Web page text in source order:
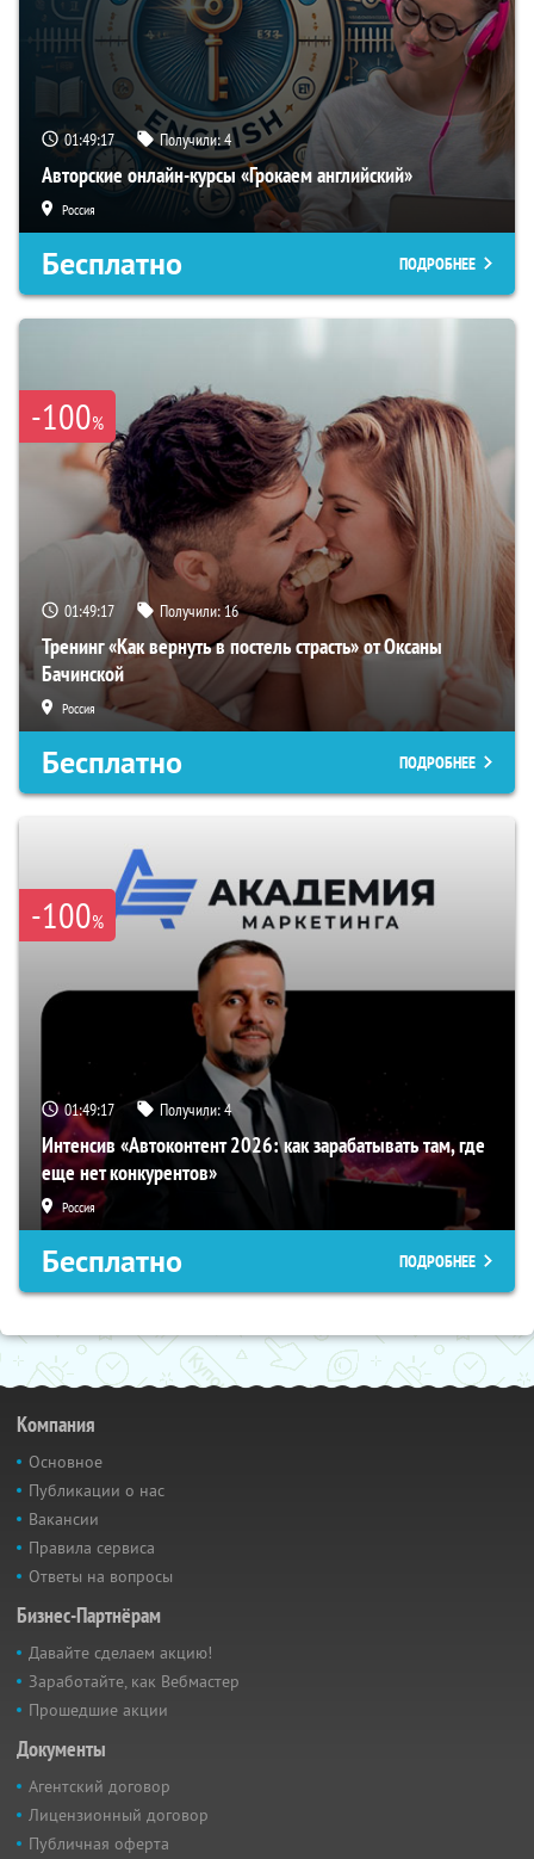
01:49:16 Получили:4
Авторские онлайн-курсы «Грокаем английский»
Россия
Бесплатно ПОДРОБНЕЕ
-100%
01:49:16 Получили:16
Тренинг «Как вернуть в постель страсть» от Оксаны
Бачинской
Россия
Бесплатно ПОДРОБНЕЕ
-100%
01:49:16 Получили:4
Интенсив «Автоконтент 2026: как зарабатывать там, где
еще нет конкурентов»
Россия
Бесплатно ПОДРОБНЕЕ
Компания
Основное
Публикации о нас
Вакансии
Правила сервиса
Ответы на вопросы
Бизнес-Партнёрам
Давайте сделаем акцию!
Заработайте, как Вебмастер
Прошедшие акции
Документы
Агентский договор
Лицензионный договор
Публичная оферта